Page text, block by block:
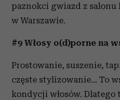
paznokci gwiazd z salonu
w Warszawie.
#9 Włosy o(d)porne na
Prostowanie, suszenie,
częste stylizowanie… To
kondycji włosów.